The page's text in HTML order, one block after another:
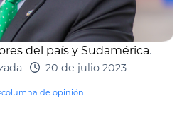
del país y Sudamérica.
20 de julio 2023
de opinión